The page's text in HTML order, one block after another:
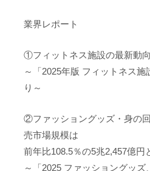
業界レポート
①フィットネス施設の最新動向
～「2025年版 フィットネス施
り～
②ファッショングッズ・身の
売市場規模は
前年比108.5％の5兆2,457億円
～「2025 ファッショングッ